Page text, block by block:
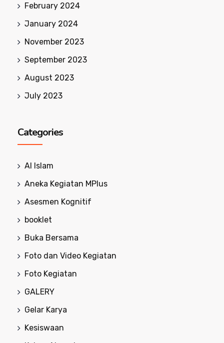
February 2024
January 2024
November 2023
September 2023
August 2023
July 2023
Categories
Al Islam
Aneka Kegiatan MPlus
Asesmen Kognitif
booklet
Buka Bersama
Foto dan Video Kegiatan
Foto Kegiatan
GALERY
Gelar Karya
Kesiswaan